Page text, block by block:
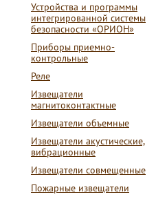
Устройства и программы
интегрированной системы
безопасности «ОРИОН»
Приборы приемно-
контрольные
Реле
Извещатели
магнитоконтактные
Извещатели объемные
Извещатели акустические,
вибрационные
Извещатели совмещенные
Пожарные извещатели